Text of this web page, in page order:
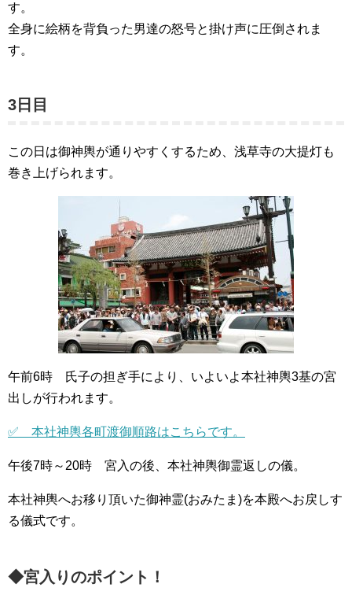
す。
全身に絵柄を背負った男達の怒号と掛け声に圧倒されま
す。
3日目
この日は御神輿が通りやすくするため、浅草寺の大提灯も
巻き上げられます。
午前6時 氏子の担ぎ手により、いよいよ本社神輿3基の宮
出しが行われます。
✅ 本社神輿各町渡御順路はこちらです。
午後7時～20時 宮入の後、本社神輿御霊返しの儀。
本社神輿へお移り頂いた御神霊(おみたま)を本殿へお戻しす
る儀式です。
◆宮入りのポイント！